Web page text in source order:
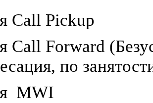
Call Pickup
Call Forward
по
MWI